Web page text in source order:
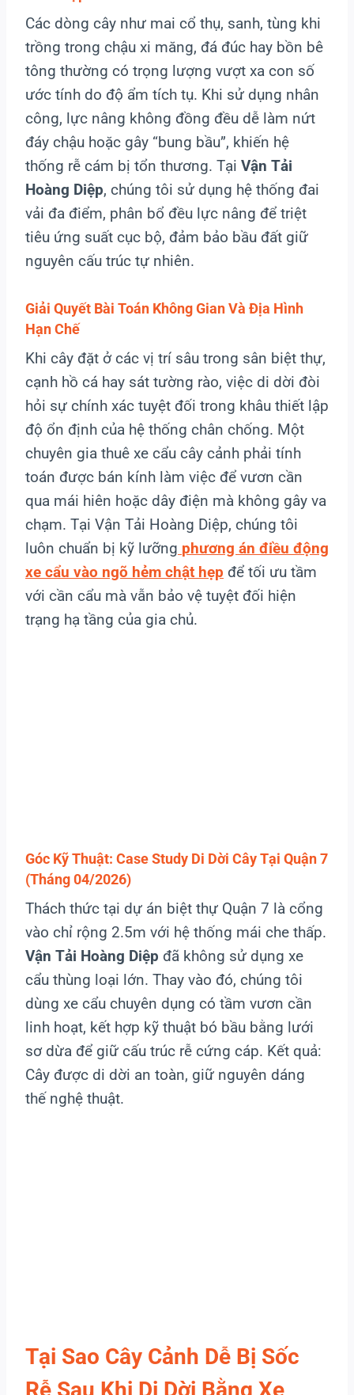
Các dòng cây như mai cổ thụ, sanh, tùng khi
trồng trong chậu xi măng, đá đúc hay bồn bê
tông thường có trọng lượng vượt xa con số
ước tính do độ ẩm tích tụ. Khi sử dụng nhân
công, lực nâng không đồng đều dễ làm nứt
đáy chậu hoặc gây “bung bầu”, khiến hệ
thống rễ cám bị tổn thương. Tại Vận Tải
Hoàng Diệp, chúng tôi sử dụng hệ thống đai
vải đa điểm, phân bổ đều lực nâng để triệt
tiêu ứng suất cục bộ, đảm bảo bầu đất giữ
nguyên cấu trúc tự nhiên.
Giải Quyết Bài Toán Không Gian Và Địa Hình
Hạn Chế
Khi cây đặt ở các vị trí sâu trong sân biệt thự,
cạnh hồ cá hay sát tường rào, việc di dời đòi
hỏi sự chính xác tuyệt đối trong khâu thiết lập
độ ổn định của hệ thống chân chống. Một
chuyên gia thuê xe cẩu cây cảnh phải tính
toán được bán kính làm việc để vươn cần
qua mái hiên hoặc dây điện mà không gây va
chạm. Tại Vận Tải Hoàng Diệp, chúng tôi
luôn chuẩn bị kỹ lưỡng phương án điều động
xe cẩu vào ngõ hẻm chật hẹp để tối ưu tầm
với cần cẩu mà vẫn bảo vệ tuyệt đối hiện
trạng hạ tầng của gia chủ.
Góc Kỹ Thuật: Case Study Di Dời Cây Tại Quận 7
(Tháng 04/2026)
Thách thức tại dự án biệt thự Quận 7 là cổng
vào chỉ rộng 2.5m với hệ thống mái che thấp.
Vận Tải Hoàng Diệp đã không sử dụng xe
cẩu thùng loại lớn. Thay vào đó, chúng tôi
dùng xe cẩu chuyên dụng có tầm vươn cần
linh hoạt, kết hợp kỹ thuật bó bầu bằng lưới
sơ dừa để giữ cấu trúc rễ cứng cáp. Kết quả:
Cây được di dời an toàn, giữ nguyên dáng
thế nghệ thuật.
Tại Sao Cây Cảnh Dễ Bị Sốc
Rễ Sau Khi Di Dời Bằng Xe